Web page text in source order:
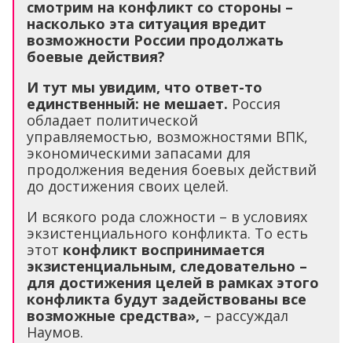
смотрим на конфликт со стороны –
насколько эта ситуация вредит
возможности России продолжать
боевые действия?
И тут мы увидим, что ответ-то
единственный: не мешает. Россия
обладает политической
управляемостью, возможностями ВПК,
экономическими запасами для
продолжения ведения боевых действий
до достижения своих целей.
И всякого рода сложности – в условиях
экзистенциального конфликта. То есть
этот конфликт воспринимается
экзистенциальным, следовательно –
для достижения целей в рамках этого
конфликта будут задействованы все
возможные средства», – рассуждал
Наумов.